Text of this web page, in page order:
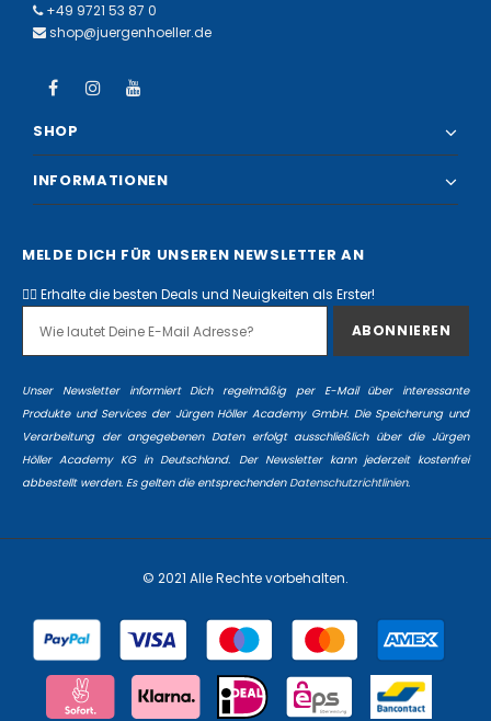
+49 9721 53 87 0
shop@juergenhoeller.de
SHOP
INFORMATIONEN
MELDE DICH FÜR UNSEREN NEWSLETTER AN
✌🏻 Erhalte die besten Deals und Neuigkeiten als Erster!
Unser Newsletter informiert Dich regelmäßig per E-Mail über interessante
Produkte und Services der Jürgen Höller Academy GmbH. Die Speicherung und
Verarbeitung der angegebenen Daten erfolgt ausschließlich über die Jürgen
Höller Academy KG in Deutschland. Der Newsletter kann jederzeit kostenfrei
abbestellt werden. Es gelten die entsprechendenDatenschutzrichtlinien.
© 2021 Alle Rechte vorbehalten.